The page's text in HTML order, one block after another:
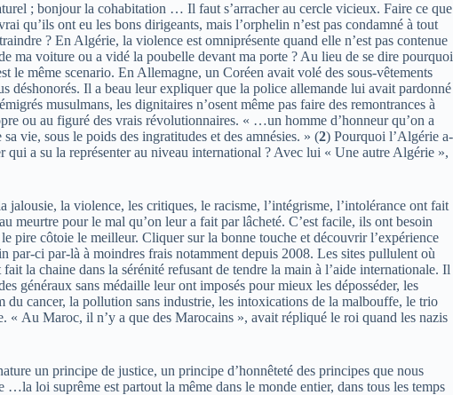
; bonjour la cohabitation … Il faut s’arracher au cercle vicieux. Faire ce que
qu’ils ont eu les bons dirigeants, mais l’orphelin n’est pas condamné à tout
? En Algérie, la violence est omniprésente quand elle n’est pas contenue
ma voiture ou a vidé la poubelle devant ma porte ? Au lieu de se dire pourquoi
le même scenario. En Allemagne, un Coréen avait volé des sous-vêtements
déshonorés. Il a beau leur expliquer que la police allemande lui avait pardonné
musulmans, les dignitaires n’osent même pas faire des remontrances à
ou au figuré des vrais révolutionnaires. « …un homme d’honneur qu’on a
vie, sous le poids des ingratitudes et des amnésies. » (2) Pourquoi l’Algérie a-
a su la représenter au niveau international ? Avec lui « Une autre Algérie »,
la violence, les critiques, le racisme, l’intégrisme, l’intolérance ont fait
meurtre pour le mal qu’on leur a fait par lâcheté. C’est facile, ils ont besoin
pire côtoie le meilleur. Cliquer sur la bonne touche et découvrir l’expérience
par-ci par-là à moindres frais notamment depuis 2008. Les sites pullulent où
la chaine dans la sérénité refusant de tendre la main à l’aide internationale. Il
généraux sans médaille leur ont imposés pour mieux les déposséder, les
du cancer, la pollution sans industrie, les intoxications de la malbouffe, le trio
« Au Maroc, il n’y a que des Marocains », avait répliqué le roi quand les nazis
un principe de justice, un principe d’honnêteté des principes que nous
loi suprême est partout la même dans le monde entier, dans tous les temps